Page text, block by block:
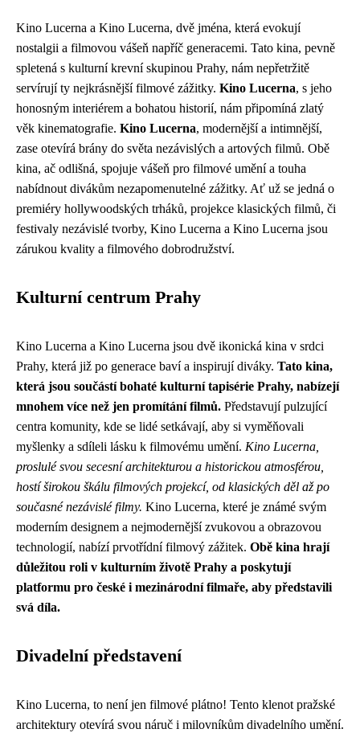
Kino Lucerna a Kino Lucerna, dvě jména, která evokují
nostalgii a filmovou vášeň napříč generacemi. Tato kina, pevně
spletená s kulturní krevní skupinou Prahy, nám nepřetržitě
servírují ty nejkrásnější filmové zážitky. Kino Lucerna, s jeho
honosným interiérem a bohatou historií, nám připomíná zlatý
věk kinematografie. Kino Lucerna, modernější a intimnější,
zase otevírá brány do světa nezávislých a artových filmů. Obě
kina, ač odlišná, spojuje vášeň pro filmové umění a touha
nabídnout divákům nezapomenutelné zážitky. Ať už se jedná o
premiéry hollywoodských trháků, projekce klasických filmů, či
festivaly nezávislé tvorby, Kino Lucerna a Kino Lucerna jsou
zárukou kvality a filmového dobrodružství.
Kulturní centrum Prahy
Kino Lucerna a Kino Lucerna jsou dvě ikonická kina v srdci
Prahy, která již po generace baví a inspirují diváky. Tato kina,
která jsou součástí bohaté kulturní tapisérie Prahy, nabízejí
mnohem více než jen promítání filmů. Představují pulzující
centra komunity, kde se lidé setkávají, aby si vyměňovali
myšlenky a sdíleli lásku k filmovému umění. Kino Lucerna,
proslulé svou secesní architekturou a historickou atmosférou,
hostí širokou škálu filmových projekcí, od klasických děl až po
současné nezávislé filmy. Kino Lucerna, které je známé svým
moderním designem a nejmodernější zvukovou a obrazovou
technologií, nabízí prvotřídní filmový zážitek. Obě kina hrají
důležitou roli v kulturním životě Prahy a poskytují
platformu pro české i mezinárodní filmaře, aby představili
svá díla.
Divadelní představení
Kino Lucerna, to není jen filmové plátno! Tento klenot pražské
architektury otevírá svou náruč i milovníkům divadelního umění.